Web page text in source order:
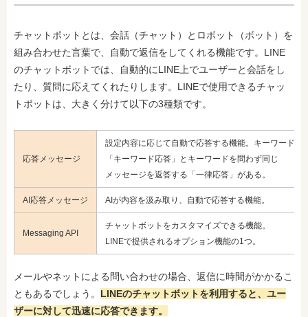
チャットポットとは、会話（チャット）とロボット（ボット）を
組み合わせた言葉で、自動で返信をしてくれる機能です。LINE
のチャットボットでは、自動的にLINE上でユーザーと会話をし
たり、質問に応えてくれたりします。LINEで使用できるチャッ
トボットは、大きく分けて以下の3種類です。
応答メッセージ
設定内容に応じて自動で応答する機能。キーワードに
「キーワード応答」と キーワードを問わず同じ
メッセージを返答する「一律応答」がある。
AI応答メッセージ AIが内容を汲み取り、自動で応答する機能。
Messaging API
チャットボットをカスタマイズできる機能。
LINEで提供されるオプション機能の1つ。
メールやネットによる問い合わせの場合、返信に時間がかかるこ
ともあるでしょう。 LINEのチャットボットを利用すると、ユー
ザーに対して迅速に応答できます。